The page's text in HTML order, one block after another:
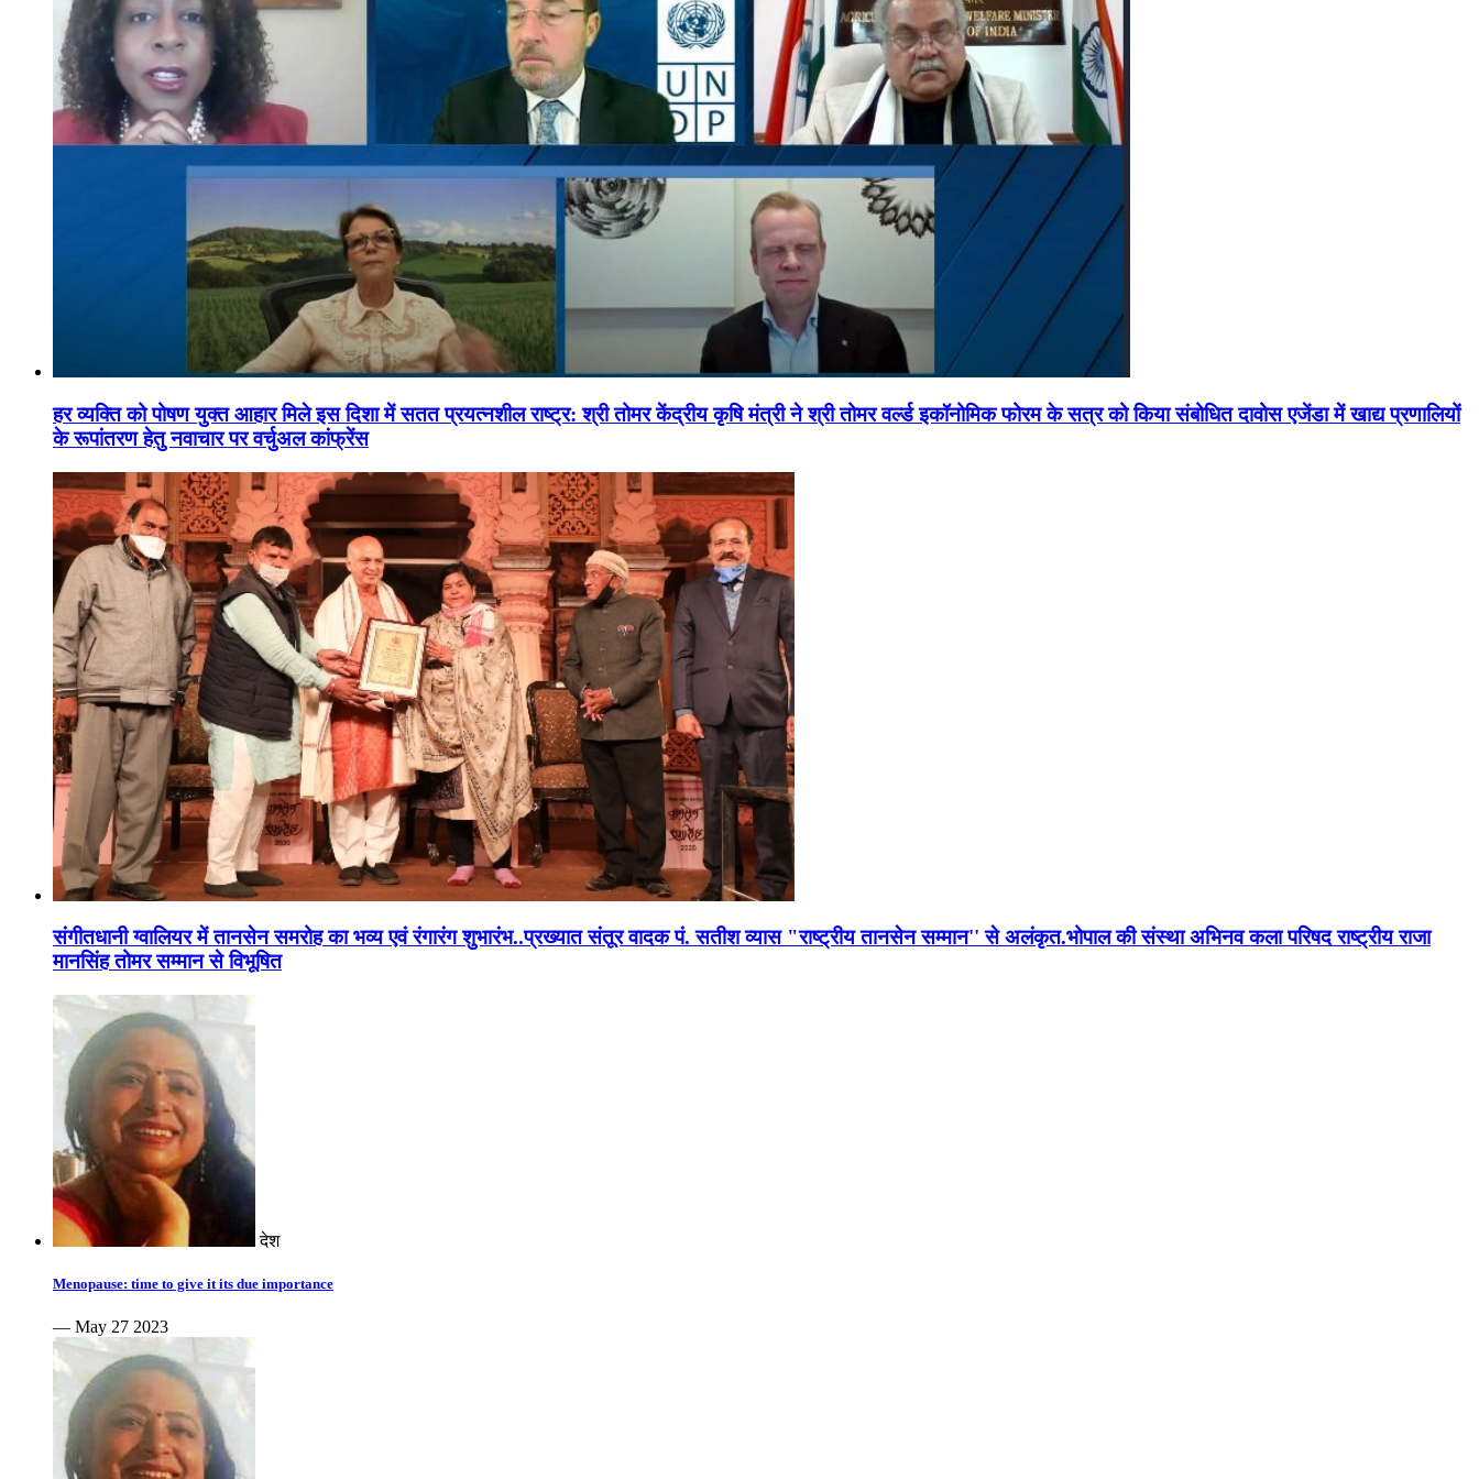
हर व्यक्ति को पोषण युक्त आहार मिले इस दिशा में सतत प्रयत्नशील राष्ट्र: श्री तोमर केंद्रीय कृषि मंत्री ने श्री तोमर वर्ल्ड इकॉनोमिक फोरम के सत्र को किया संबोधित दावोस एजेंडा में खाद्य प्रणालियों
के रूपांतरण हेतु नवाचार पर वर्चुअल कांफ्रेंस
संगीतधानी ग्वालियर में तानसेन समरोह का भव्य एवं रंगारंग शुभारंभ..प्रख्यात संतूर वादक पं. सतीश व्यास "राष्ट्रीय तानसेन सम्मान'' से अलंकृत.भोपाल की संस्था अभिनव कला परिषद राष्ट्रीय राजा
मानसिंह तोमर सम्मान से विभूषित
देश
Menopause: time to give it its due importance
— May 27 2023